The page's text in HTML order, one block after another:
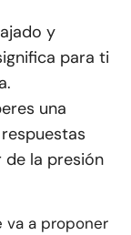
y
para ti
una
de la presión
va a proponer